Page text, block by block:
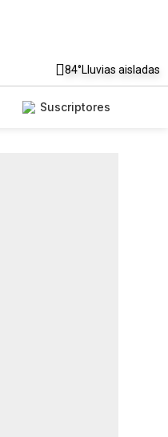
84°Lluvias aisladas
Suscriptores